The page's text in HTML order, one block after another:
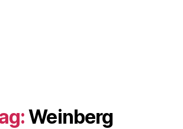
Weinberg